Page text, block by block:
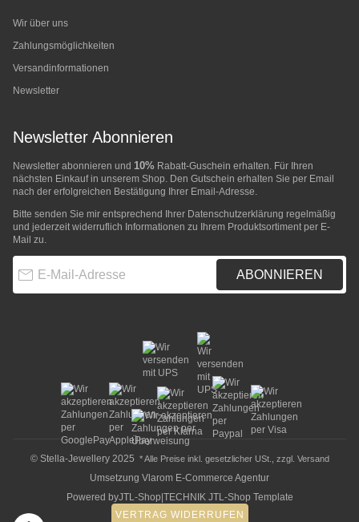
Wir über uns
Zahlungsmöglichkeiten
Versandinformationen
Newsletter
Newsletter Abonnieren
Newsletter abonnieren und 10% Rabatt-Guschein erhalten. Für Ihren
nächsten Einkauf in unserem Shop. Den Gutschein erhalten Sie per Email
nach der erfolgreichen Bestätigung Ihrer Email-Adresse.
Bitte senden Sie mir entsprechend Ihrer Datenschutzerklärung regelmäßig
und jederzeit widerruflich Informationen zu Ihrem Produktsortiment per E-
Mail zu.
ABONNIEREN
© Stella-Jewellery 2025 * Alle Preise inkl. gesetzlicher USt., zzgl. Versand
Umsetzung Vlarom E-Commerce Agentur
Powered byJTL-Shop TECHNIK JTL-Shop Template
VERTRAG WIDERRUFEN